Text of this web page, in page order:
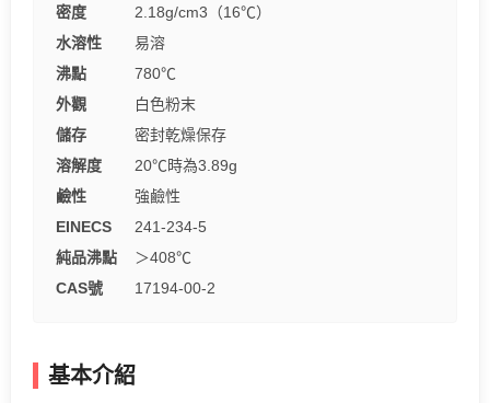
密度
2.18g/cm3（16℃）
水溶性
易溶
沸點
780℃
外觀
白色粉末
儲存
密封乾燥保存
溶解度
20℃時為3.89g
鹼性
強鹼性
EINECS
241-234-5
純品沸點
＞408℃
CAS號
17194-00-2
基本介紹